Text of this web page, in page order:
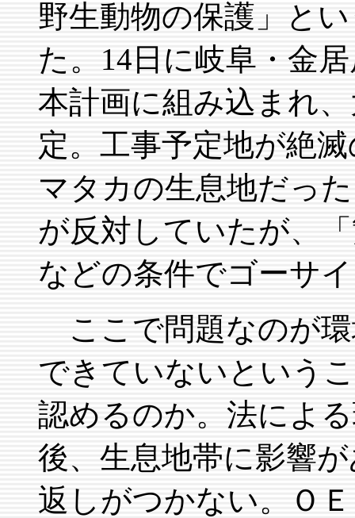
野生動物の保護」と
た。14日に岐阜・金
本計画に組み込まれ
定。工事予定地が絶
マタカの生息地だっ
が反対していたが、
などの条件でゴーサ
ここで問題なのが
できていないという
認めるのか。法によ
後、生息地帯に影響
返しがつかない。Ｏ